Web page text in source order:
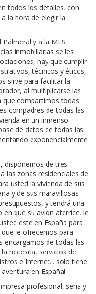
todos los detalles, con
la hora de elegir la
Palmeral y a la MLS
inmobiliarias se les
hay que cumplir
técnicos y éticos,
sirve para facilitar la
al multiplicarse las
que compartimos todas
compadres de todas las
en un inmenso
de datos de todas las
exponencialmente
disponemos de tres
las zonas residenciales de
usted la vivienda de sus
y de sus maravillosas
y tendrá una
que su avión aterrice, le
este en España para
le ofrecemos para
encargamos de todas las
necesita, servicios de
e Internet... solo tiene
en España!
profesional, seria y